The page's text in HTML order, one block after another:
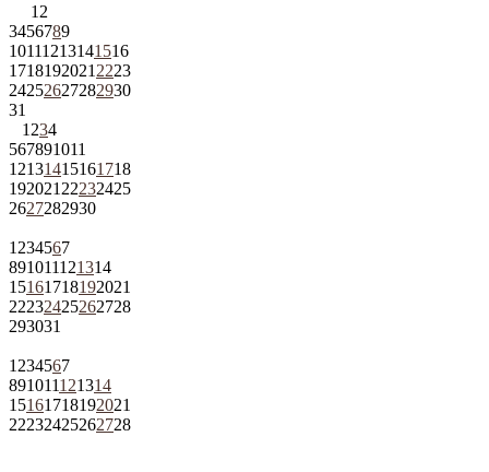
1 2
3456789
10111213141516
1718192021 2223
24252627282930
31
1 234
567891011
12131415161718
192021 22232425
2627282930
1 234567
891011121314
15161718192021
22232425262728
293031
1 234567
891011121314
15161718192021
22232425262728